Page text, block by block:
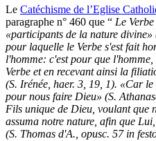
Le Catéchisme de l’Eglise
paragraphe n° 460 que “ Le
«participants de la nature
pour laquelle le Verbe s'est fait
l'homme: c'est pour que
Verbe et en recevant ainsi la
(S. Irénée, haer. 3, 19, 1). «Car
pour nous faire Dieu» (S.
Fils unique de Dieu, voulant que
assuma notre nature, afin que
(S. Thomas d'A., opusc. 57 in